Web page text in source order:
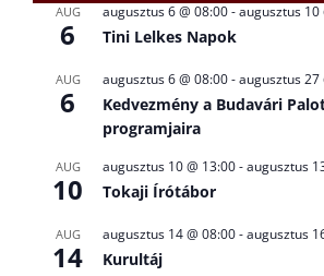
AUG
6
augusztus 6 @ 08:00-augusztus 10
Tini Lelkes Napok
AUG
6
augusztus 6 @ 08:00-augusztus 27
Kedvezmény a Budavári
programjaira
AUG
10
augusztus 10 @ 13:00-augusztus
Tokaji Írótábor
AUG
14
augusztus 14 @ 08:00-augusztus
Kurultáj